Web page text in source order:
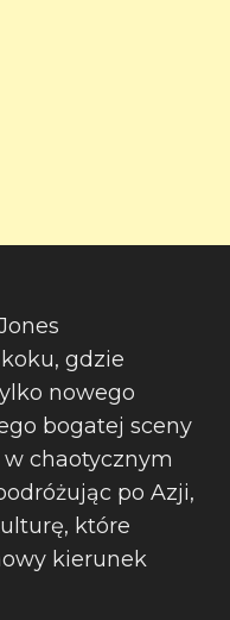
gdzie
nowego
bogatej sceny
chaotycznym
po Azji,
które
kierunek